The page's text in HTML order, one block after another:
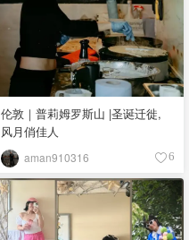
伦敦｜普莉姆罗斯山 |圣诞迁徙,
风月俏佳人
aman910316 6